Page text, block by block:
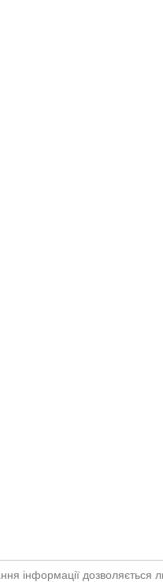
інформації дозволяється